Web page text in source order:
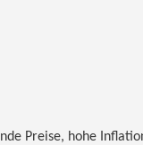
Preise, hohe